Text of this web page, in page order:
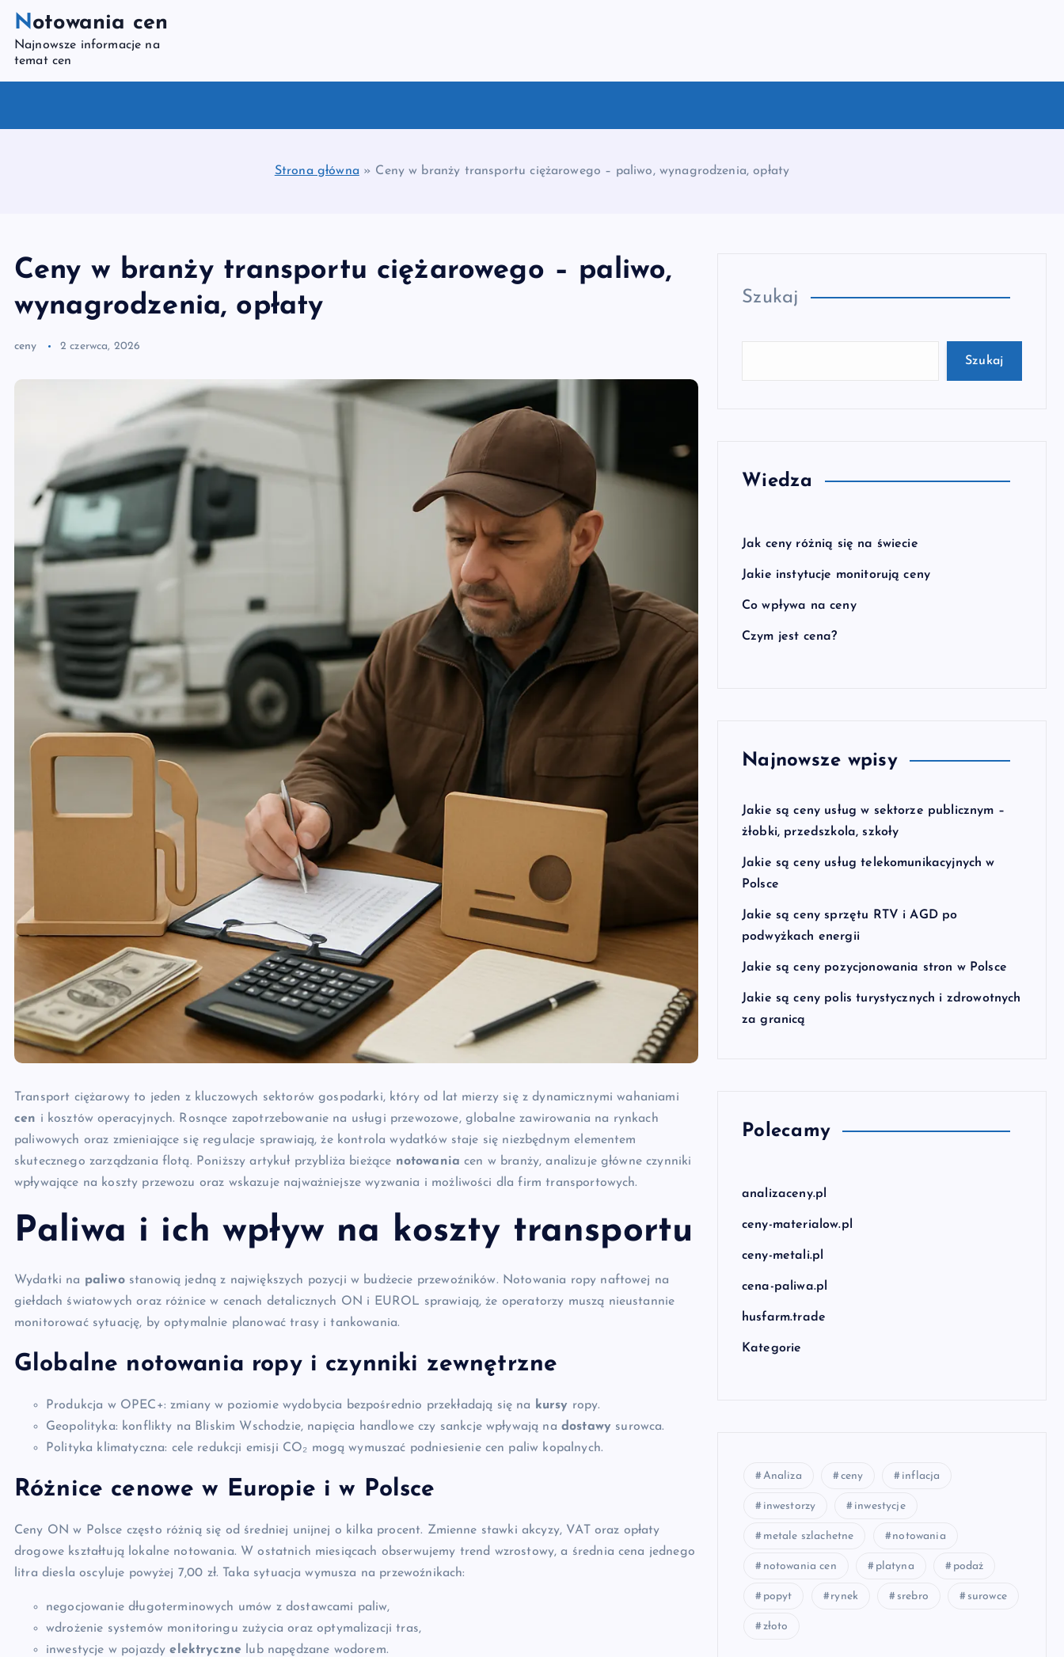
Notowania cen
Najnowsze informacje na
temat cen
Strona główna » Ceny w branży transportu ciężarowego – paliwo, wynagrodzenia, opłaty
Ceny w branży transportu ciężarowego – paliwo,
wynagrodzenia, opłaty
ceny 2 czerwca, 2026
Transport ciężarowy to jeden z kluczowych sektorów gospodarki, który od lat mierzy się z dynamicznymi wahaniami
cen i kosztów operacyjnych. Rosnące zapotrzebowanie na usługi przewozowe, globalne zawirowania na rynkach
paliwowych oraz zmieniające się regulacje sprawiają, że kontrola wydatków staje się niezbędnym elementem
skutecznego zarządzania flotą. Poniższy artykuł przybliża bieżące notowania cen w branży, analizuje główne czynniki
wpływające na koszty przewozu oraz wskazuje najważniejsze wyzwania i możliwości dla firm transportowych.
Paliwa i ich wpływ na koszty transportu
Wydatki na paliwostanowią jedną z największych pozycji w budżecie przewoźników. Notowania ropy naftowej na
giełdach światowych oraz różnice w cenach detalicznych ON i EUROL sprawiają, że operatorzy muszą nieustannie
monitorować sytuację, by optymalnie planować trasy i tankowania.
Globalne notowania ropy i czynniki zewnętrzne
Produkcja w OPEC+: zmiany w poziomie wydobycia bezpośrednio przekładają się na kursy ropy.
Geopolityka: konflikty na Bliskim Wschodzie, napięcia handlowe czy sankcje wpływają na dostawy surowca.
Polityka klimatyczna: cele redukcji emisji CO₂ mogą wymuszać podniesienie cen paliw kopalnych.
Różnice cenowe w Europie i w Polsce
Ceny ON w Polsce często różnią się od średniej unijnej o kilka procent. Zmienne stawki akcyzy, VAT oraz opłaty
drogowe kształtują lokalne notowania. W ostatnich miesiącach obserwujemy trend wzrostowy, a średnia cena jednego
litra diesla oscyluje powyżej 7,00 zł. Taka sytuacja wymusza na przewoźnikach:
negocjowanie długoterminowych umów z dostawcami paliw,
wdrożenie systemów monitoringu zużycia oraz optymalizacji tras,
inwestycje w pojazdyelektryczne lub napędzane wodorem.
Szukaj
Szukaj
Wiedza
Jak ceny różnią się na świecie
Jakie instytucje monitorują ceny
Co wpływa na ceny
Czym jest cena?
Najnowsze wpisy
Jakie są ceny usług w sektorze publicznym –
żłobki, przedszkola, szkoły
Jakie są ceny usług telekomunikacyjnych w
Polsce
Jakie są ceny sprzętu RTV i AGD po
podwyżkach energii
Jakie są ceny pozycjonowania stron w Polsce
Jakie są ceny polis turystycznych i zdrowotnych
za granicą
Polecamy
analizaceny.pl
ceny-materialow.pl
ceny-metali.pl
cena-paliwa.pl
husfarm.trade
Kategorie
Analiza ceny inflacja
inwestorzy inwestycje
metale szlachetne notowania
notowania cen platyna podaż
popyt rynek srebro surowce
złoto